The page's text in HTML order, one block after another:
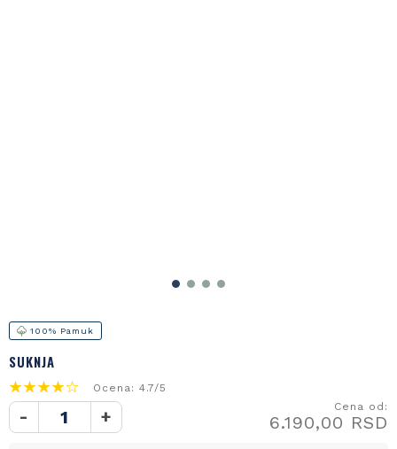
100% Pamuk
SUKNJA
Ocena: 4.7/5
- + Cena od:
6.190,00 RSD